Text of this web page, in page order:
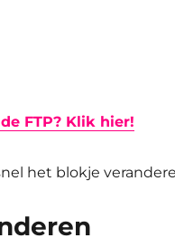
FTP? Klik hier!
het blokje